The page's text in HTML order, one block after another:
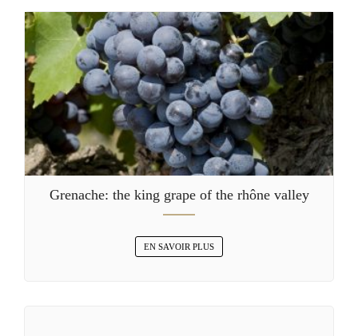
Grenache: the king grape of the rhône valley
EN SAVOIR PLUS